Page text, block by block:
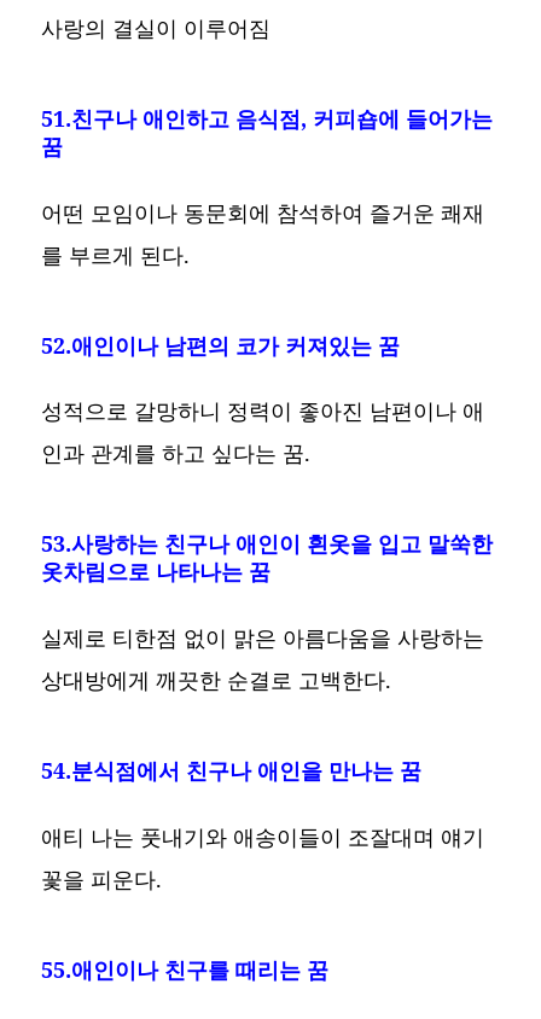
사랑의 결실이 이루어짐
51.친구나 애인하고 음식점, 커피숍에 들어가는
꿈
어떤 모임이나 동문회에 참석하여 즐거운 쾌재
를 부르게 된다.
52.애인이나 남편의 코가 커져있는 꿈
성적으로 갈망하니 정력이 좋아진 남편이나 애
인과 관계를 하고 싶다는 꿈.
53.사랑하는 친구나 애인이 흰옷을 입고 말쑥한
옷차림으로 나타나는 꿈
실제로 티한점 없이 맑은 아름다움을 사랑하는
상대방에게 깨끗한 순결로 고백한다.
54.분식점에서 친구나 애인을 만나는 꿈
애티 나는 풋내기와 애송이들이 조잘대며 얘기
꽃을 피운다.
55.애인이나 친구를 때리는 꿈